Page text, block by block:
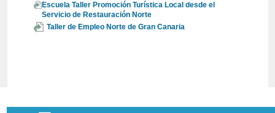
Escuela Taller Promoción Turística Local desde el
Servicio de Restauración Norte
Taller de Empleo Norte de Gran Canaria